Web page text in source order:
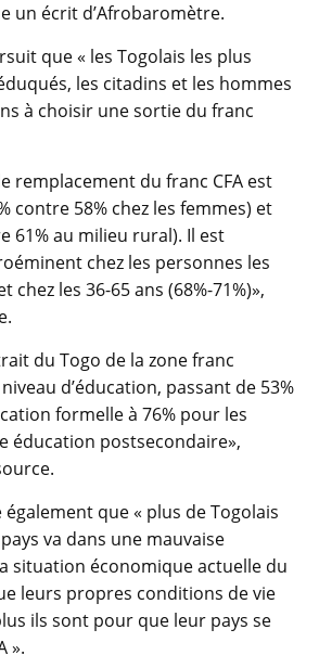
un écrit d’Afrobaromètre.
que « les Togolais les plus
les citadins et les hommes
à choisir une sortie du franc
remplacement du franc CFA est
contre 58% chez les femmes) et
61% au milieu rural). Il est
chez les personnes les
chez les 36-65 ans (68%-71%)»,
du Togo de la zone franc
d’éducation, passant de 53%
formelle à 76% pour les
éducation postsecondaire»,
également que « plus de Togolais
va dans une mauvaise
situation économique actuelle du
leurs propres conditions de vie
ils sont pour que leur pays se
».